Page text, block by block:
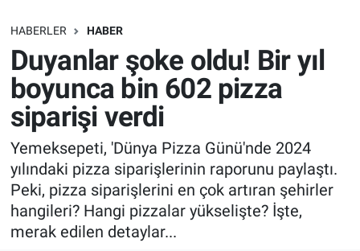
HABERLER HABER
Duyanlar şoke oldu! Bir yıl
boyunca bin 602 pizza
siparişi verdi
Yemeksepeti, 'Dünya Pizza Günü'nde 2024
yılındaki pizza siparişlerinin raporunu paylaştı.
Peki, pizza siparişlerini en çok artıran şehirler
hangileri? Hangi pizzalar yükselişte? İşte,
merak edilen detaylar...
Bilim turu
Bilim ve Teknoloji Evreni
Doğa Konuşuyor
Dünya
Ege Saati
Ege'den Esintiler
Dünya
Teknoloji
Sağlık
Spor
Yayın Akışı
İletişim
Trafik Durumu
Süper Lig Puan Durumu ve Fikstür
Tüm Manşetler
Son Dakika Haberleri
Haber Arşivi